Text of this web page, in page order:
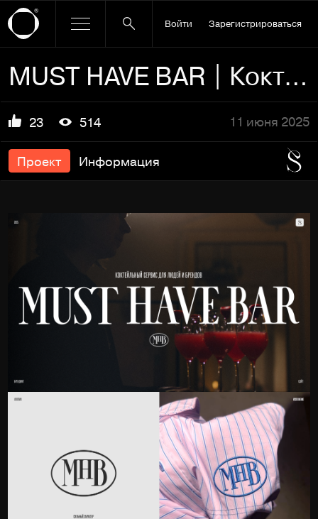
Войти Зарегистрироваться
MUST HAVE BAR | Коктейльный сервис для людей и брендов
23 514 11 июня 2025
Проект Информация